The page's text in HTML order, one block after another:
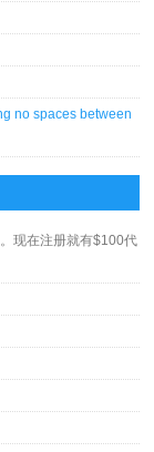
no spaces between
。现在注册就有$100代